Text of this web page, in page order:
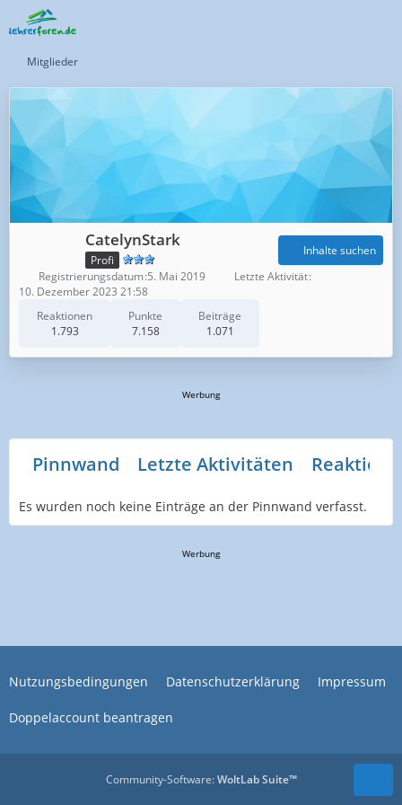
Mitglieder
CatelynStark
Profi
Reaktionen
1.793
Punkte
7.158
Beiträge
1.071
Inhalte suchen
Registrierungsdatum 5. Mai 2019
Letzte Aktivität
10. Dezember 2023 21:58
Werbung
Pinnwand Letzte Aktivitäten
Es wurden noch keine Einträge an der Pinnwand verfasst.
Werbung
Nutzungsbedingungen Datenschutzerklärung Impressum
Doppelaccount beantragen
Community-Software:WoltLab Suite™